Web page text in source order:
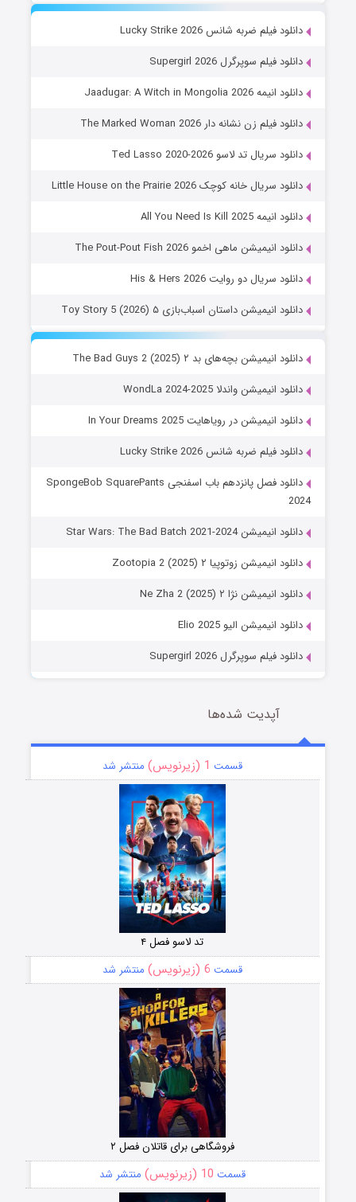
دانلود فیلم ضربه شانس Lucky Strike 2026
دانلود فیلم سوپرگرل Supergirl 2026
دانلود انیمه Jaadugar: A Witch in Mongolia 2026
دانلود فیلم زن نشانه دار The Marked Woman 2026
دانلود سریال تد لاسو Ted Lasso 2020-2026
دانلود سریال خانه کوچک Little House on the Prairie 2026
دانلود انیمه All You Need Is Kill 2025
دانلود انیمیشن ماهی اخمو The Pout-Pout Fish 2026
دانلود سریال دو روایت His & Hers 2026
دانلود انیمیشن داستان اسباب‌بازی ۵ Toy Story 5 (2026)
دانلود انیمیشن بچه‌های بد ۲ The Bad Guys 2 (2025)
دانلود انیمیشن واندلا WondLa 2024-2025
دانلود انیمیشن در رویاهایت In Your Dreams 2025
دانلود فیلم ضربه شانس Lucky Strike 2026
دانلود فصل پانزدهم باب اسفنجی SpongeBob SquarePants
2024
دانلود انیمیشن Star Wars: The Bad Batch 2021-2024
دانلود انیمیشن زوتوپیا ۲ Zootopia 2 (2025)
دانلود انیمیشن نژا ۲ Ne Zha 2 (2025)
دانلود انیمیشن الیو Elio 2025
دانلود فیلم سوپرگرل Supergirl 2026
آپدیت شده‌ها
قسمت 1 (زیرنویس) منتشر شد
تد لاسو فصل ۴
قسمت 6 (زیرنویس) منتشر شد
فروشگاهی برای قاتلان فصل ۲
قسمت 10 (زیرنویس) منتشر شد